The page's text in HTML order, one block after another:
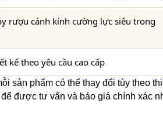
rượu cánh kính cường lực siêu trong
kế theo yêu cầu cao cấp
sản phẩm có thể thay đổi tùy theo
để được tư vấn và báo giá chính xác